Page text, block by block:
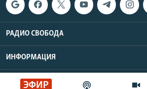
ЭФИР
РАДИО СВОБОДА
ИНФОРМАЦИЯ
Радио Свобода © 2026 RFE/RL, Inc. |